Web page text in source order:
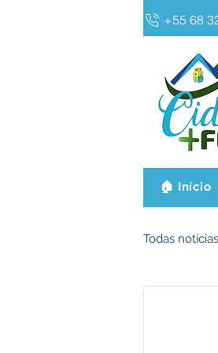
+55 68
🏠 Início
Todas notícias